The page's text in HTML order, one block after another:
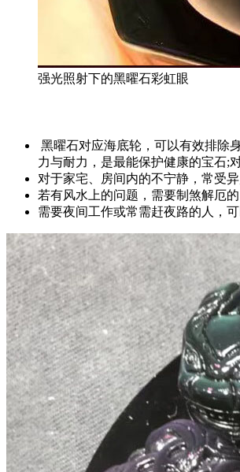
强光照射下的黑曜石彩虹眼
黑曜石对应海底轮，可以有效排除
力与耐力，是最能保护健康的宝石;
对于家宅、房间内的不宁静，常受
若有风水上的问题，需要制煞解厄
需要夜间工作或常需赶夜路的人，